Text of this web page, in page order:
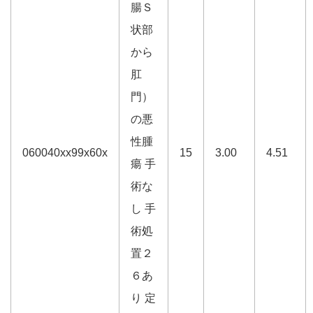
060040xx99x60x
腸Ｓ
状部
から
肛
門）
の悪
性腫
瘍 手
術な
し 手
術処
置２
６あ
り 定
15 3.00 4.51